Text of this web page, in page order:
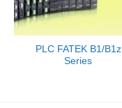
PLC FATEK B1/B1z
Series